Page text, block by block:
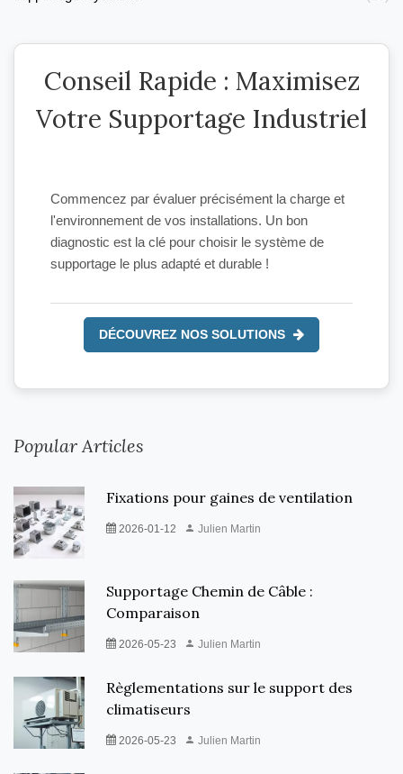
Conseil Rapide : Maximisez
Votre Supportage Industriel
Commencez par évaluer précisément la charge et
l'environnement de vos installations. Un bon
diagnostic est la clé pour choisir le système de
supportage le plus adapté et durable !
DÉCOUVREZ NOS SOLUTIONS
Popular Articles
Fixations pour gaines de ventilation
2026-01-12 Julien Martin
Supportage Chemin de Câble :
Comparaison
2026-05-23 Julien Martin
Règlementations sur le support des
climatiseurs
2026-05-23 Julien Martin